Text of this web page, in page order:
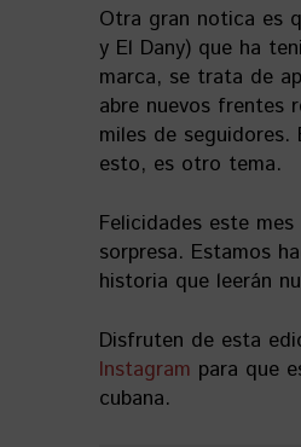
Otra gran notica es
y El Dany) que ha
marca, se trata de
abre nuevos frentes
miles de
esto, es otro tema.
Felicidades este
sorpresa. Estamos
historia que leerán
Disfruten de esta
Instagram para que
cubana.